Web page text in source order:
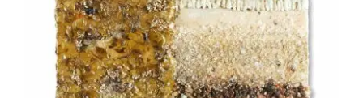
AGGIUNGI AL CARRELLO
/
DETTAGLI